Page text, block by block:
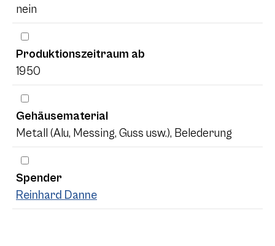
nein
Produktionszeitraum ab
1950
Gehäusematerial
Metall (Alu, Messing, Guss usw.), Belederung
Spender
Reinhard Danne